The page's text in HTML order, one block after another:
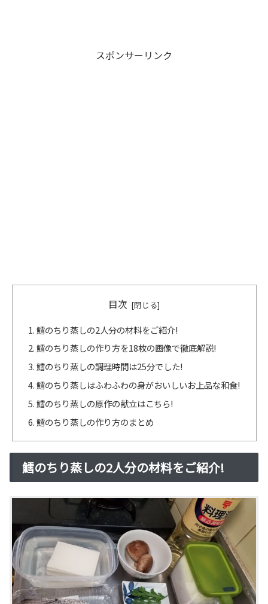
スポンサーリンク
目次
鱈のちり蒸しの2人分の材料をご紹介!
鱈のちり蒸しの作り方を18枚の画像で徹底解説!
鱈のちり蒸しの調理時間は25分でした!
鱈のちり蒸しはふわふわの身がおいしいお上品な和食!
鱈のちり蒸しの原作の献立はこちら!
鱈のちり蒸しの作り方のまとめ
鱈のちり蒸しの2人分の材料をご紹介!